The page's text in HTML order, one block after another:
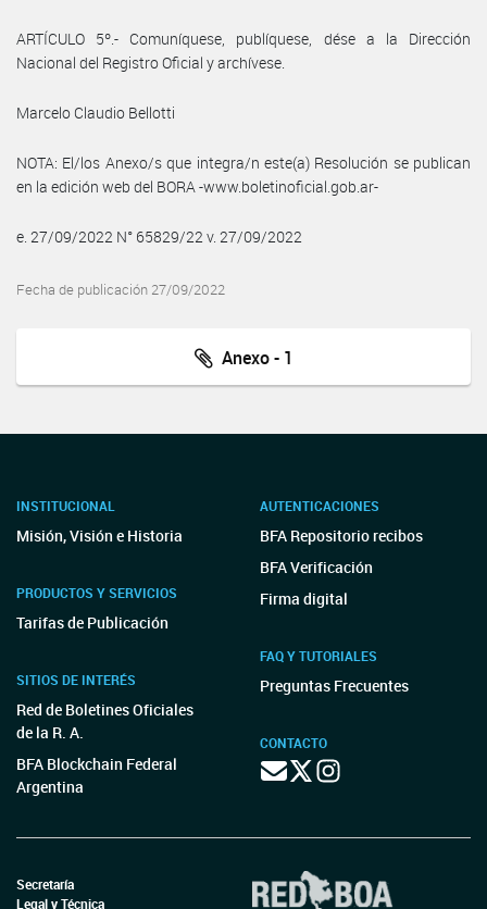
ARTÍCULO 5º.- Comuníquese, publíquese, dése a la Dirección
Nacional del Registro Oficial y archívese.
Marcelo Claudio Bellotti
NOTA: El/los Anexo/s que integra/n este(a) Resolución se publican
en la edición web del BORA -www.boletinoficial.gob.ar-
e. 27/09/2022 N° 65829/22 v. 27/09/2022
Fecha de publicación 27/09/2022
Anexo - 1
INSTITUCIONAL
Misión, Visión e Historia
PRODUCTOS Y SERVICIOS
Tarifas de Publicación
SITIOS DE INTERÉS
Red de Boletines Oficiales
de la R. A.
BFA Blockchain Federal
Argentina
AUTENTICACIONES
BFA Repositorio recibos
BFA Verificación
Firma digital
FAQ Y TUTORIALES
Preguntas Frecuentes
CONTACTO
Secretaría
Legal y Técnica